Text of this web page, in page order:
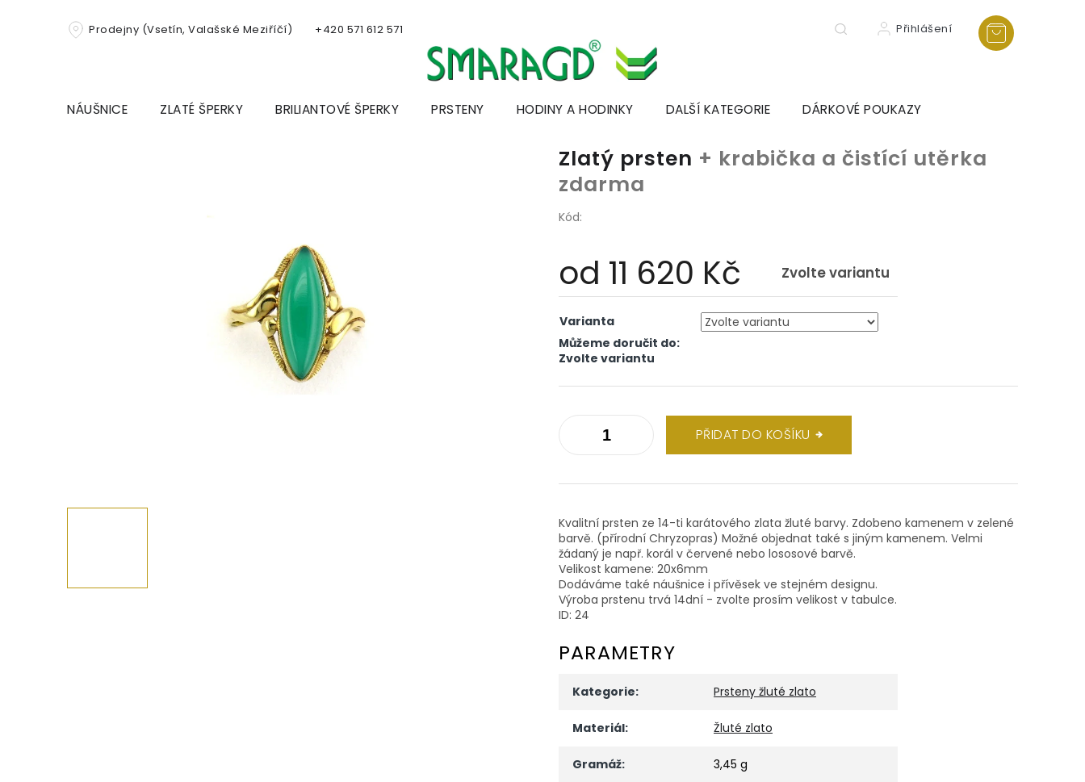
Prodejny (Vsetín, Valašské Meziříčí) +420 571 612 571 Přihlášení
NÁUŠNICE ZLATÉ ŠPERKY BRILIANTOVÉ ŠPERKY PRSTENY HODINY A HODINKY DALŠÍ KATEGORIE DÁRKOVÉ POUKAZY
Zlatý prsten + krabička a čistící utěrka
zdarma
Kód:
od 11 620 Kč Zvolte variantu
cena:
Varianta
Můžeme doručit do:
Zvolte variantu
PŘIDAT DO KOŠÍKU
Kvalitní prsten ze 14-ti karátového zlata žluté barvy. Zdobeno kamenem v zelené
barvě. (přírodní Chryzopras) Možné objednat také s jiným kamenem. Velmi
žádaný je např. korál v červené nebo lososové barvě.
Velikost kamene: 20x6mm
Dodáváme také náušnice i přívěsek ve stejném designu.
Výroba prstenu trvá 14dní - zvolte prosím velikost v tabulce.
ID: 24
PARAMETRY
Kategorie: Prsteny žluté zlato
Materiál: Žluté zlato
Gramáž: 3,45 g